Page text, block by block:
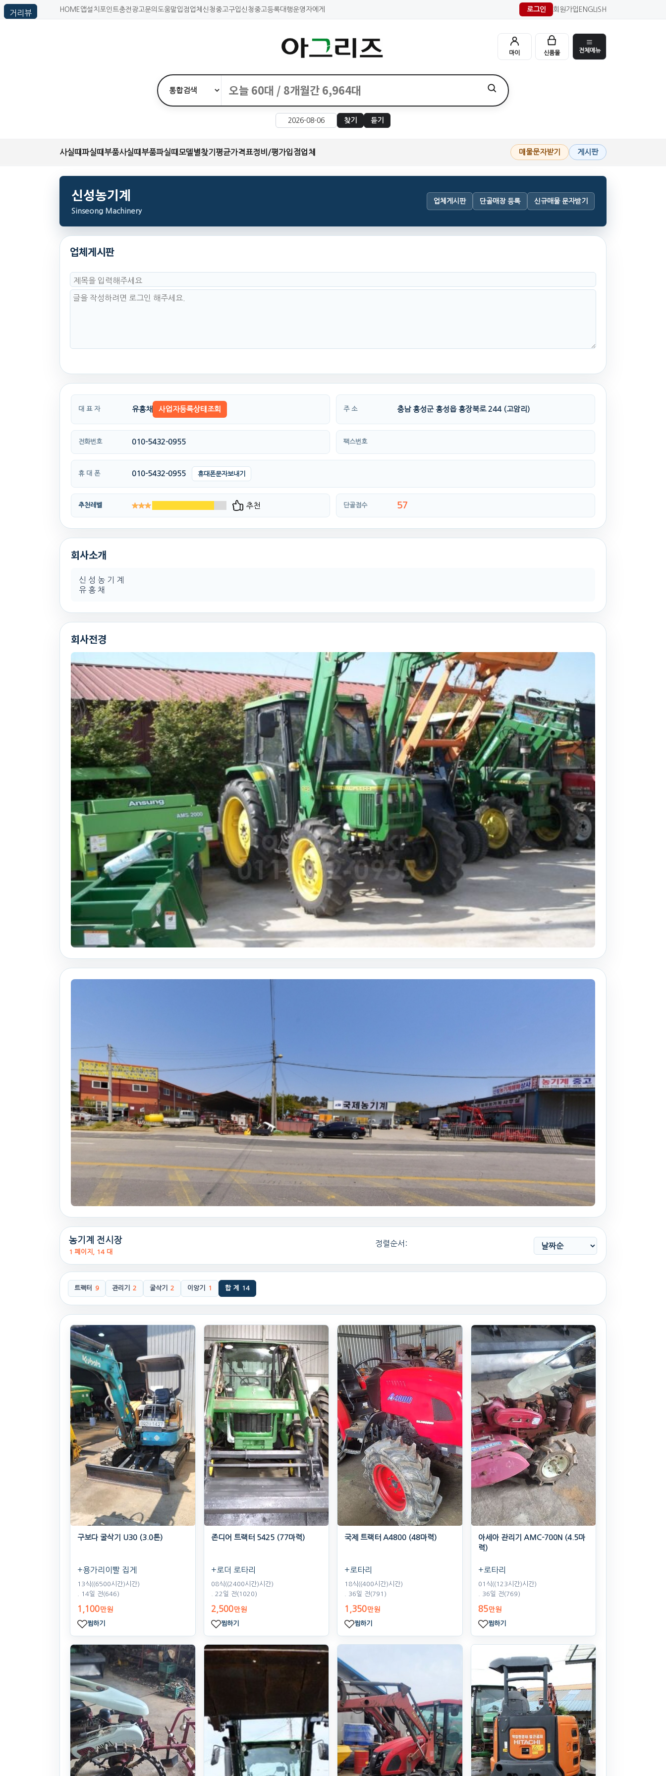
HOME 앱설치 포인트충전 광고문의 도움말입점업체신청중고구입신청중고등록대행운영자에게 로그인 회원가입 ENGLISH
찾기 듣기
마이 신품몰 전체메뉴
사실때파실때 부품사실때 부품파실때 모델별찾기 평균가격표정비/평가입점업체 매물문자받기 게시판
신성농기계
Sinseong Machinery
업체게시판 단골매장 등록 신규매물 문자받기
업체게시판
대 표 자 유홍채 사업자등록상태조회 주 소 충남 홍성군 홍성읍 홍장북로 244 (고암리)
전화번호 010-5432-0955 팩스번호
휴 대 폰 010-5432-0955 휴대폰문자보내기
추천레벨 추천 단골점수 57
회사소개
신 성 농 기 계
유 홍 채
회사전경
농기계 전시장
1 페이지, 14 대
정렬순서:
트랙터 9 관리기 2 굴삭기 2 이앙기 1 합 계 14
구보다 굴삭기 U30 (3.0톤)
+용가리이빨 집게
13식((6500시간)시간)
. 14일 전(646)
1,100만원
찜하기
존디어 트랙터 5425 (77마력)
+로더 로타리
08식((2400시간)시간)
. 22일 전(1020)
2,500만원
찜하기
국제 트랙터 A4800 (48마력)
+로타리
18식((400시간)시간)
. 36일 전(791)
1,350만원
찜하기
아세아 관리기 AMC-700N (4.5마
력)
+로타리
01식((123시간)시간)
. 36일 전(769)
85만원
찜하기